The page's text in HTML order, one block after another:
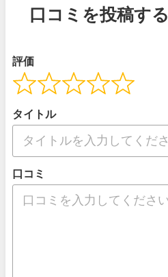
口コミを投稿する
評価
タイトル
口コミ